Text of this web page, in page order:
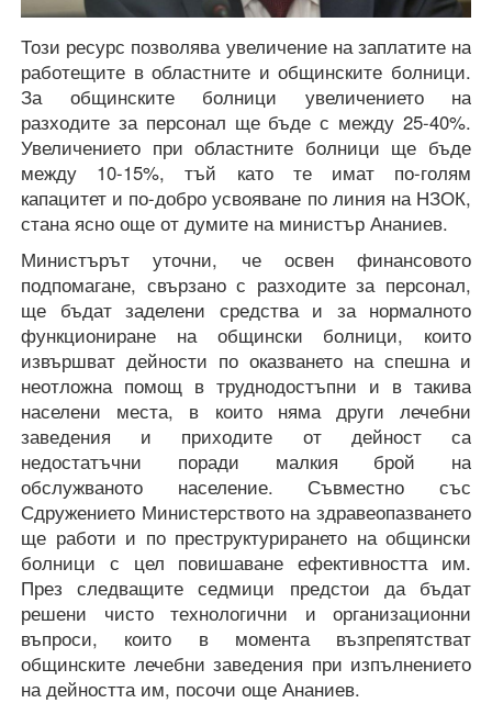
Този ресурс позволява увеличение на заплатите на
работещите в областните и общинските болници.
За общинските болници увеличението на
разходите за персонал ще бъде с между 25-40%.
Увеличението при областните болници ще бъде
между 10-15%, тъй като те имат по-голям
капацитет и по-добро усвояване по линия на НЗОК,
стана ясно още от думите на министър Ананиев.
Министърът уточни, че освен финансовото
подпомагане, свързано с разходите за персонал,
ще бъдат заделени средства и за нормалното
функциониране на общински болници, които
извършват дейности по оказването на спешна и
неотложна помощ в труднодостъпни и в такива
населени места, в които няма други лечебни
заведения и приходите от дейност са
недостатъчни поради малкия брой на
обслужваното население. Съвместно със
Сдружението Министерството на здравеопазването
ще работи и по преструктурирането на общински
болници с цел повишаване ефективността им.
През следващите седмици предстои да бъдат
решени чисто технологични и организационни
въпроси, които в момента възпрепятстват
общинските лечебни заведения при изпълнението
на дейността им, посочи още Ананиев.